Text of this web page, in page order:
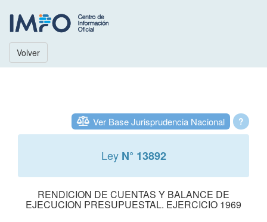
Volver
?
Ver Base Jurisprudencia Nacional
Ley N° 13892
RENDICION DE CUENTAS Y BALANCE DE
EJECUCION PRESUPUESTAL. EJERCICIO 1969